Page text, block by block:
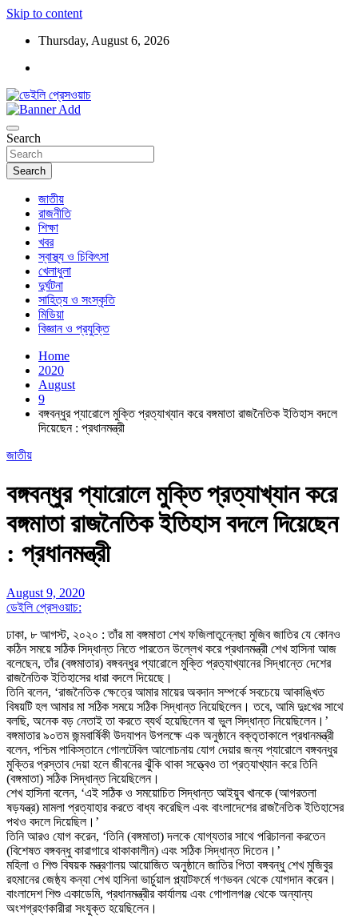
Skip to content
Thursday, August 6, 2026
ডেইলি প্রেসওয়াচ
Search
Search
জাতীয়
রাজনীতি
শিক্ষা
খবর
স্বাস্থ্য ও চিকিৎসা
খেলাধুলা
দুর্ঘটনা
সাহিত্য ও সংস্কৃতি
মিডিয়া
বিজ্ঞান ও প্রযুক্তি
Home
2020
August
9
বঙ্গবন্ধুর প্যারোলে মুক্তি প্রত্যাখ্যান করে বঙ্গমাতা রাজনৈতিক ইতিহাস বদলে
দিয়েছেন : প্রধানমন্ত্রী
জাতীয়
বঙ্গবন্ধুর প্যারোলে মুক্তি প্রত্যাখ্যান করে
বঙ্গমাতা রাজনৈতিক ইতিহাস বদলে দিয়েছেন
: প্রধানমন্ত্রী
August 9, 2020
ডেইলি প্রেসওয়াচ:
ঢাকা, ৮ আগস্ট, ২০২০ : তাঁর মা বঙ্গমাতা শেখ ফজিলাতুন্নেছা মুজিব জাতির যে কোনও
কঠিন সময়ে সঠিক সিদ্ধান্ত নিতে পারতেন উল্লেখ করে প্রধানমন্ত্রী শেখ হাসিনা আজ
বলেছেন, তাঁর (বঙ্গমাতার) বঙ্গবন্ধুর প্যারোলে মুক্তি প্রত্যাখ্যানের সিদ্ধান্তে দেশের
রাজনৈতিক ইতিহাসের ধারা বদলে দিয়েছে।
তিনি বলেন, ‘রাজনৈতিক ক্ষেত্রে আমার মায়ের অবদান সম্পর্কে সবচেয়ে আকাঙ্খিত
বিষয়টি হল আমার মা সঠিক সময়ে সঠিক সিদ্ধান্ত নিয়েছিলেন। তবে, আমি দুঃখের সাথে
বলছি, অনেক বড় নেতাই তা করতে ব্যর্থ হয়েছিলেন বা ভুল সিদ্ধান্ত নিয়েছিলেন।’
বঙ্গমাতার ৯০তম জন্মবার্ষিকী উদযাপন উপলক্ষে এক অনুষ্ঠানে বক্তৃতাকালে প্রধানমন্ত্রী
বলেন, পশ্চিম পাকিস্তানে গোলটেবিল আলোচনায় যোগ দেয়ার জন্য প্যারোলে বঙ্গবন্ধুর
মুক্তির প্রস্তাব দেয়া হলে জীবনের ঝুঁকি থাকা সত্ত্বেও তা প্রত্যাখ্যান করে তিনি
(বঙ্গমাতা) সঠিক সিদ্ধান্ত নিয়েছিলেন।
শেখ হাসিনা বলেন, ‘এই সঠিক ও সময়োচিত সিদ্ধান্ত আইয়ুব খানকে (আগরতলা
ষড়যন্ত্র) মামলা প্রত্যাহার করতে বাধ্য করেছিল এবং বাংলাদেশের রাজনৈতিক ইতিহাসের
পথও বদলে দিয়েছিল।’
তিনি আরও যোগ করেন, ‘তিনি (বঙ্গমাতা) দলকে যোগ্যতার সাথে পরিচালনা করতেন
(বিশেষত বঙ্গবন্ধু কারাগারে থাকাকালীন) এবং সঠিক সিদ্ধান্ত দিতেন।’
মহিলা ও শিশু বিষয়ক মন্ত্রণালয় আয়োজিত অনুষ্ঠানে জাতির পিতা বঙ্গবন্ধু শেখ মুজিবুর
রহমানের জেষ্ঠ্য কন্যা শেখ হাসিনা ভার্চুয়াল প্ল্যাটফর্মে গণভবন থেকে যোগদান করেন।
বাংলাদেশ শিশু একাডেমি, প্রধানমন্ত্রীর কার্যালয় এবং গোপালগঞ্জ থেকে অন্যান্য
অংশগ্রহণকারীরা সংযুক্ত হয়েছিলেন।